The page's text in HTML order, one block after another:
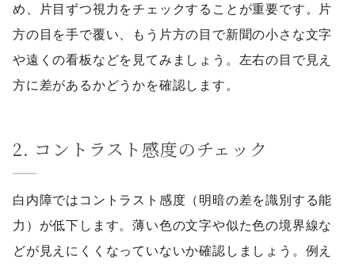
め、片目ずつ視力をチェックすることが重要です。片
方の目を手で覆い、もう片方の目で新聞の小さな文字
や遠くの看板などを見てみましょう。左右の目で見え
方に差があるかどうかを確認します。
2. コントラスト感度のチェック
白内障ではコントラスト感度（明暗の差を識別する能
力）が低下します。薄い色の文字や似た色の境界線な
どが見えにくくなっていないか確認しましょう。例え